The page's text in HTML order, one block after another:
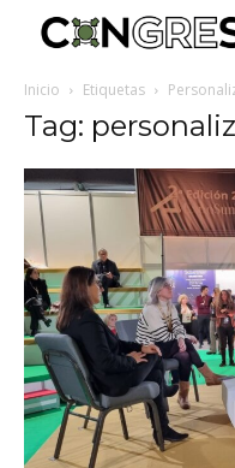
Inicio Etiquetas
Tag: